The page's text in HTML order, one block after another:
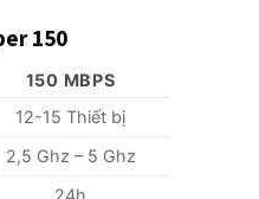
150
150 MBPS
12-15 Thiết bị
2,5 Ghz – 5 Ghz